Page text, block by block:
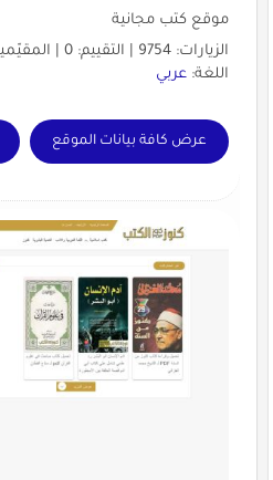
موقع كتب مجانية
الزيارات: 9754 | التقييم: 0 | المقيّمين: 0 | الدولة:
اللغة: عربي
عرض كافة بيانات الموقع